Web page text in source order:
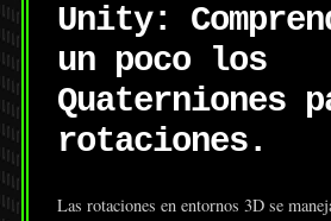
Unity:
un poco los
Quaterniones
rotaciones.
Las rotaciones en entornos 3D se